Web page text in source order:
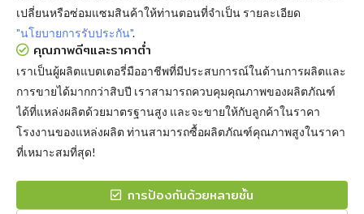
เปลี่ยนหรือซ่อมแซมสินค้าให้ท่านตอนที่จำเป็น รายละเอียด
"นโยบายการรับประกัน".
คุณภาพดีๆและราคาต่ำ
เราเป็นผู้ผลิตแบตเตอรี่มืออาชีพที่มีประสบการณ์ในด้านการผลิตและ
การขายได้มากกว่าสิบปี เราสามารถควบคุมคุณภาพของผลิตภัณฑ์
ได้ที่แหล่งผลิตด้วยมาตรฐานสูง และจะขายให้กับลูกค้าในราคา
โรงงานของแหล่งผลิต ท่านสามารถซื้อผลิตภัณฑ์คุณภาพสูงในราคา
ที่เหมาะสมที่สุด!
การป้องกันด้วยหลายชั้น